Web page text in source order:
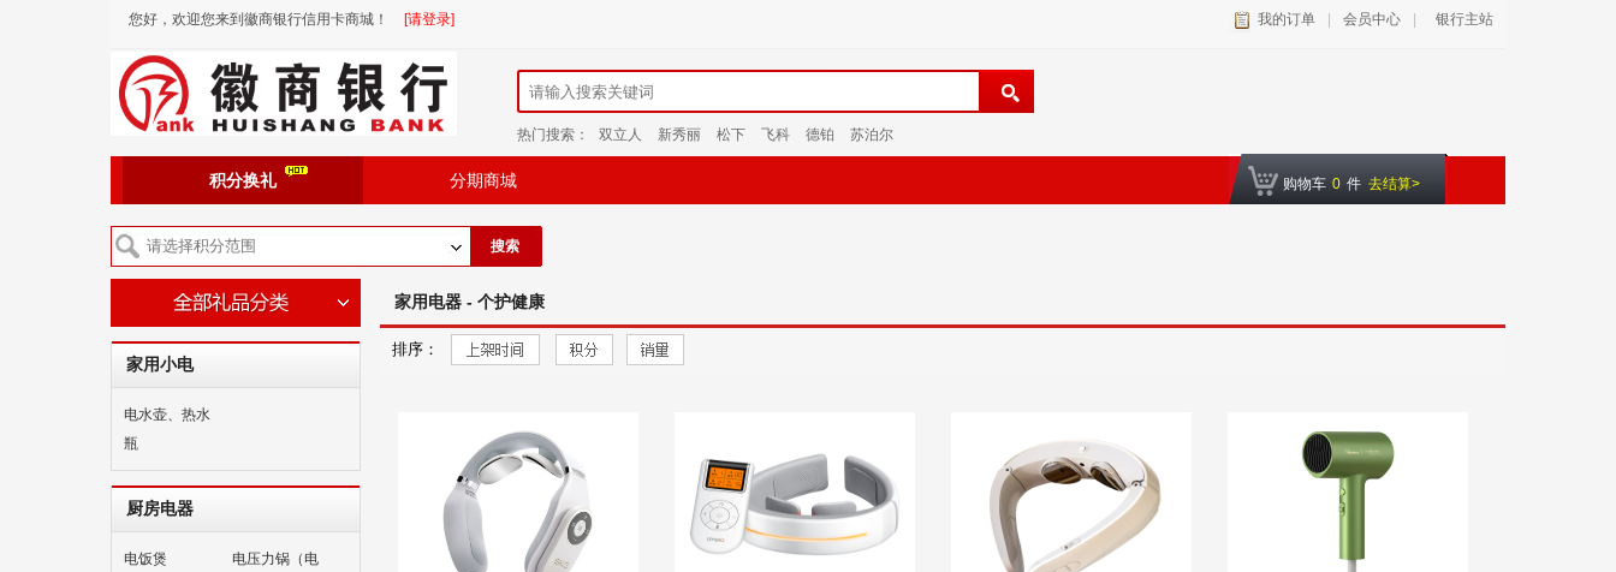
您好，欢迎您来到徽商银行信用卡商城！ [请登录] 我的订单 会员中心 银行主站
热门搜索： 双立人 新秀丽 松下 飞科 德铂 苏泊尔
积分换礼 分期商城 购物车 0 件 去结算>
搜索
家用小电
电水壶、热水
瓶
厨房电器
电饭煲
电压力锅（电
家用电器 - 个护健康
排序：